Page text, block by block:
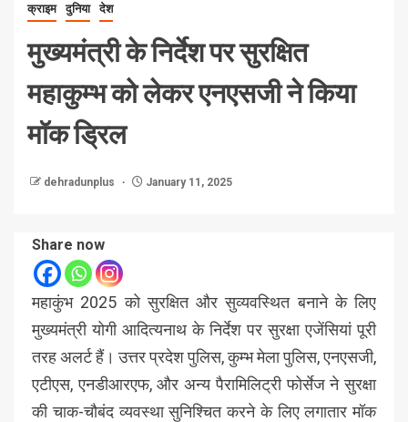
क्राइम दुनिया देश
मुख्यमंत्री के निर्देश पर सुरक्षित
महाकुम्भ को लेकर एनएसजी ने किया
मॉक ड्रिल
dehradunplus January 11, 2025
Share now
महाकुंभ 2025 को सुरक्षित और सुव्यवस्थित बनाने के लिए
मुख्यमंत्री योगी आदित्यनाथ के निर्देश पर सुरक्षा एजेंसियां पूरी
तरह अलर्ट हैं। उत्तर प्रदेश पुलिस, कुम्भ मेला पुलिस, एनएसजी,
एटीएस, एनडीआरएफ, और अन्य पैरामिलिट्री फोर्सेज ने सुरक्षा
की चाक-चौबंद व्यवस्था सुनिश्चित करने के लिए लगातार मॉक